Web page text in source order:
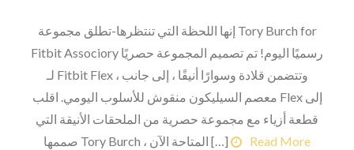
أن
تلعب
السيرة
الذاتية
الرياضية
الكلية
إنها اللحظة التي تنتظرها-تطلق مجموعة Tory Burch for
Fitbit Associory رسميًا اليوم! تم تصميم المجموعة حصريًا
لـ Fitbit Flex ، وتتضمن قلادة وسوارًا أنيقًا ، إلى جانب
معصم السيليكون منقوش للأسلوب اليومي. اقلب Flex إلى
قطعة أزياء مع مجموعة حصرية من الملحقات الأنيقة التي
صممها Tory Burch ، المتاحة الآن […]
Read More